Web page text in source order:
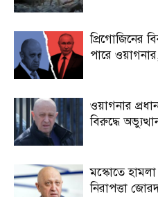
প্রিগোজিনের
পারে
ওয়াগনার
বিরুদ্ধে
মস্কোতে
নিরাপত্তা